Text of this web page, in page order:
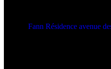
Fann Résidence avenue